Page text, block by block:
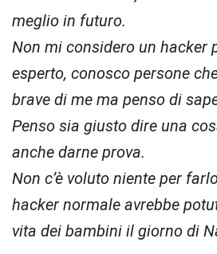
meglio in futuro.
Non mi considero un hacker
esperto, conosco persone
brave di me ma penso di
Penso sia giusto dire una
anche darne prova.
Non c’è voluto niente per
hacker normale avrebbe
vita dei bambini il giorno di